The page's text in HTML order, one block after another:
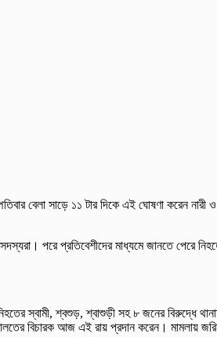
বেলা সাড়ে ১১ টার দিকে এই ঘোষণা করেন নারী ও
পরে প্রতিবেশীদের মাধ্যমে জানতে পেরে
স্বামী, শ্বশুড়, শ্বাশুড়ী সহ ৮ জনের বিরুদ্ধে
বিচারক আজ এই রায় প্রদান করেন। মামলায়